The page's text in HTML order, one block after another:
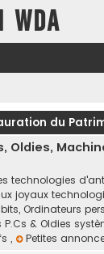
du
Oldies,
technologies
joyaux
Ordinateurs
P.Cs & Oldies
, Petites